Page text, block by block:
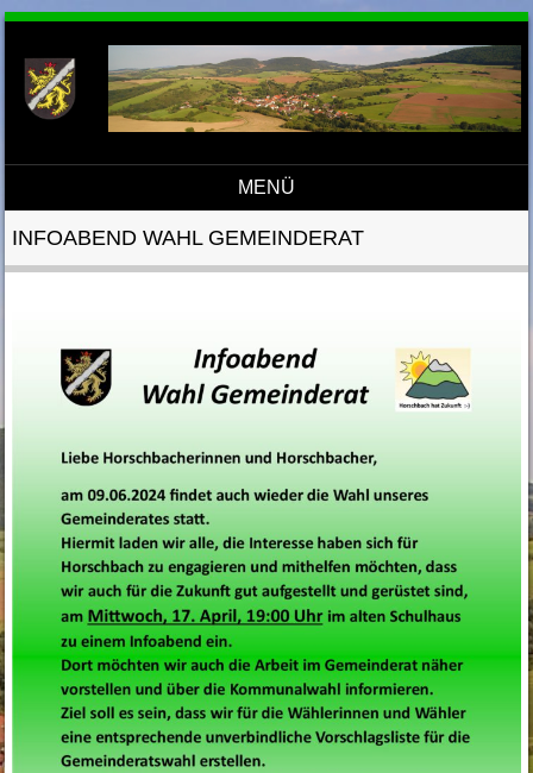
MENÜ
Direkt zum Inhalt
INFOABEND WAHL GEMEINDERAT